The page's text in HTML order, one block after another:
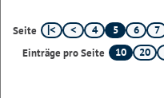
Seite 4 5 6 7
Einträge pro Seite
10 20